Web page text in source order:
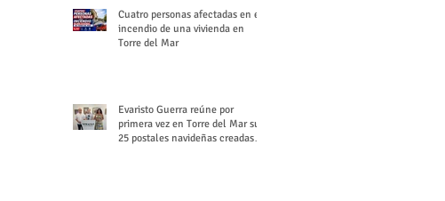
Cuatro personas afectadas en el
incendio de una vivienda en
Torre del Mar
Evaristo Guerra reúne por
primera vez en Torre del Mar sus
25 postales navideñas creadas